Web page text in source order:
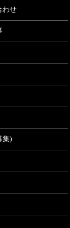
わせ
集)